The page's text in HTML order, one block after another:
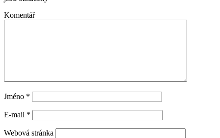
Komentář
Jméno *
E-mail *
Webová stránka